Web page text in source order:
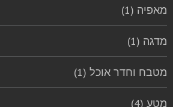
מאפיה (1)
מדגה (1)
מטבח וחדר אוכל (1)
מטע (4)